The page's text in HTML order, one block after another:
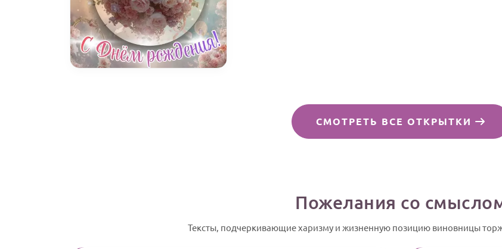
СМОТРЕТЬ ВСЕ ОТКРЫТКИ
Пожелания со
Тексты, подчеркивающие харизму и жизненную позицию виновницы